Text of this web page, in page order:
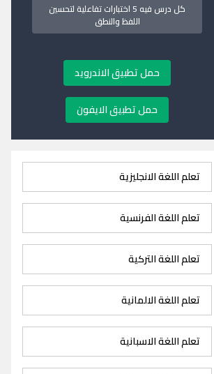
كل درس فيه 5 اختبارات تفاعلية لتحسين
اللفظ والنطق
حمل تطبيق الاندرويد
حمل تطبيق الايفون
تعلم اللغة الانجليزية
تعلم اللغة الفرنسية
تعلم اللغة التركية
تعلم اللغة الالمانية
تعلم اللغة الاسبانية